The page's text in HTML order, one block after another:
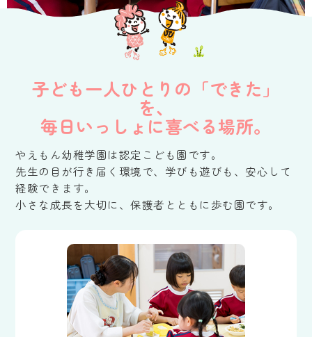
子ども一人ひとりの「できた」
を、
毎日いっしょに喜べる場所。
やえもん幼稚学園は認定こども園です。
先生の目が行き届く環境で、学びも遊びも、安心して
経験できます。
小さな成長を大切に、保護者とともに歩む園です。